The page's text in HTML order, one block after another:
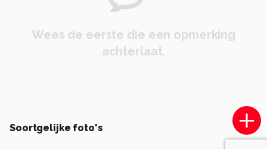
Wees de eerste die een opmerking
achterlaat.
Soortgelijke foto's